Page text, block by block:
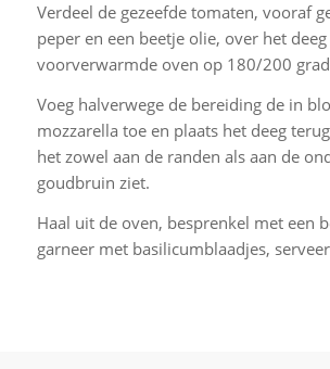
Verdeel de gezeefde tomaten, vooraf
peper en een beetje olie, over het
voorverwarmde oven op 180/200
Voeg halverwege de bereiding de in
mozzarella toe en plaats het deeg
het zowel aan de randen als aan de
goudbruin ziet.
Haal uit de oven, besprenkel met een
garneer met basilicumblaadjes,